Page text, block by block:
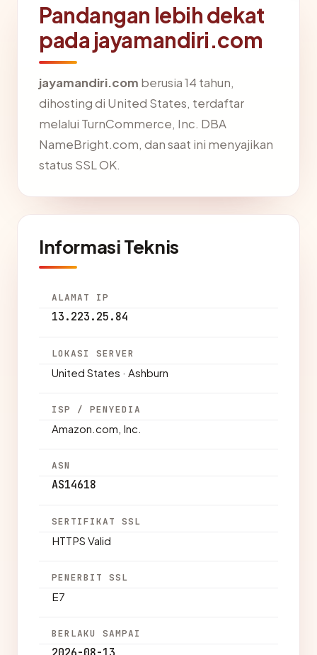
Pandangan lebih dekat
pada jayamandiri.com
jayamandiri.com berusia 14 tahun,
dihosting di United States, terdaftar
melalui TurnCommerce, Inc. DBA
NameBright.com, dan saat ini menyajikan
status SSL OK.
Informasi Teknis
ALAMAT IP
13.223.25.84
LOKASI SERVER
United States · Ashburn
ISP / PENYEDIA
Amazon.com, Inc.
ASN
AS14618
SERTIFIKAT SSL
HTTPS Valid
PENERBIT SSL
E7
BERLAKU SAMPAI